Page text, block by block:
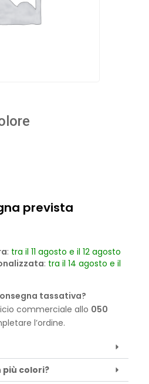
prevista
: tra il 11 agosto e il 12 agosto
: tra il 14 agosto e il
tassativa?
commerciale allo 050
l’ordine.
più colori?